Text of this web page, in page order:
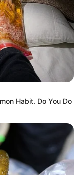
επιστολή προς τον
της Τουρκικής
Habit. Do You Do